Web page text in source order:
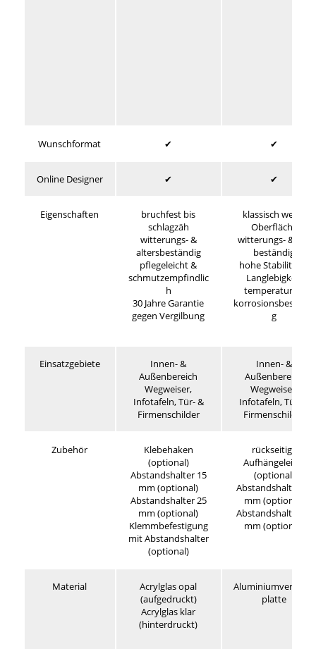
Wunschformat ✔ ✔
Online Designer ✔ ✔
Eigenschaften
bruchfest bis
schlagzäh
witterungs- &
altersbeständig
pflegeleicht &
schmutzempfindlic
h
30 Jahre Garantie
gegen Vergilbung
klassisch weiße
Oberfläche
witterungs- & UV-
beständig
hohe Stabilität &
Langlebigkeit
temperatur- &
korrosionsbeständi
g
Einsatzgebiete
Innen- &
Außenbereich
Wegweiser,
Infotafeln, Tür- &
Firmenschilder
Innen- &
Außenbereich
Wegweiser,
Infotafeln, Tür- &
Firmenschilder
Zubehör
Klebehaken
(optional)
Abstandshalter 15
mm (optional)
Abstandshalter 25
mm (optional)
Klemmbefestigung
mit Abstandshalter
(optional)
rückseitige
Aufhängeleiste
(optional)
Abstandshalter 15
mm (optional)
Abstandshalter 25
mm (optional)
Material
Acrylglas opal
(aufgedruckt)
Acrylglas klar
(hinterdruckt)
Aluminiumverbund
platte